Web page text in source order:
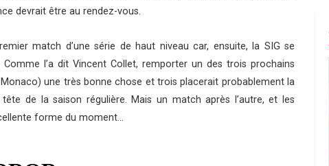
devrait être au rendez-vous.
match d’une série de haut niveau car, ensuite, la SIG se
l’a dit Vincent Collet, remporter un des trois prochains
une très bonne chose et trois placerait probablement la
de la saison régulière. Mais un match après l’autre, et les
forme du moment…